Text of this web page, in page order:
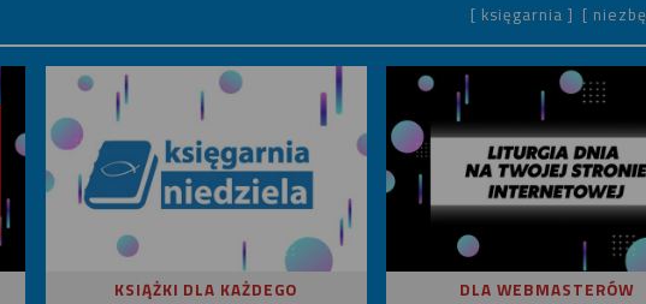
[ księgarnia ] [
KSIĄŻKI DLA KAŻDEGO DLA WEBMASTERÓW